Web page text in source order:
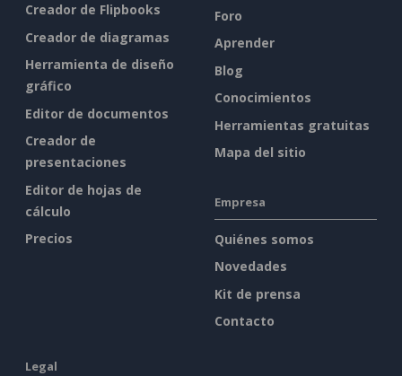
Creador de Flipbooks
Creador de diagramas
Herramienta de diseño
gráfico
Editor de documentos
Creador de
presentaciones
Editor de hojas de
cálculo
Precios
Foro
Aprender
Blog
Conocimientos
Herramientas gratuitas
Mapa del sitio
Empresa
Quiénes somos
Novedades
Kit de prensa
Contacto
Legal